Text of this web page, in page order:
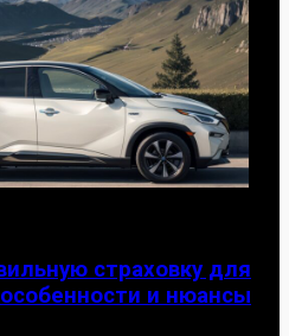
страховку для
и нюансы